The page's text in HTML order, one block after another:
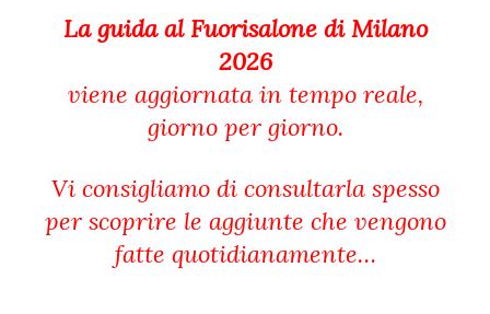
La guidaal Fuorisalone di Milano
2026
viene aggiornata in tempo reale,
giorno per giorno.
Vi consigliamo di consultarla spesso
per scoprire le aggiunte che vengono
fatte quotidianamente…